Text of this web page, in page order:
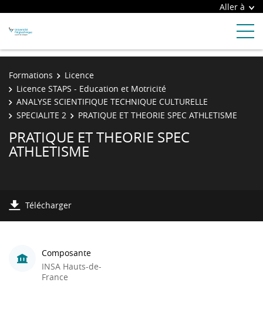
Aller à
Formations
Licence
Licence STAPS - Education et Motricité
ANALYSE SCIENTIFIQUE TECHNIQUE CULTURELLE
SPECIALITE 2
PRATIQUE ET THEORIE SPEC ATHLETISME
PRATIQUE ET THEORIE SPEC
ATHLETISME
Télécharger
Composante
INSA Hauts-de-
France